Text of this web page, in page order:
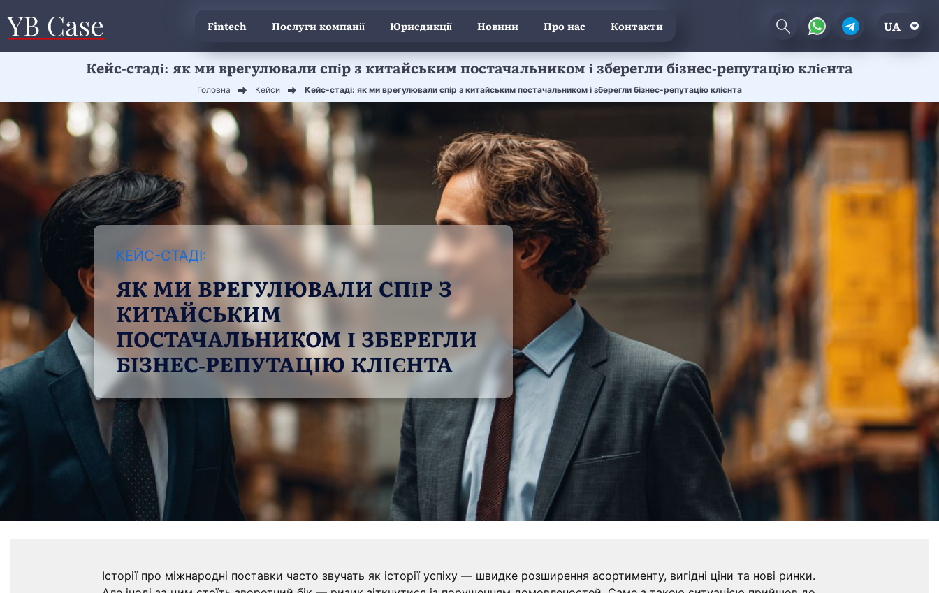
Fintech Послуги компанії Юрисдикції Новини Про нас Контакти UA
Кейс-стаді: як ми врегулювали спір з китайським постачальником і зберегли бізнес-репутацію клієнта
Головна Кейси Кейс-стаді: як ми врегулювали спір з китайським постачальником і зберегли бізнес-репутацію клієнта
КЕЙС-СТАДІ:
ЯК МИ ВРЕГУЛЮВАЛИ СПІР З
КИТАЙСЬКИМ
ПОСТАЧАЛЬНИКОМ І ЗБЕРЕГЛИ
БІЗНЕС-РЕПУТАЦІЮ КЛІЄНТА
Історії про міжнародні поставки часто звучать як історії успіху — швидке розширення асортименту, вигідні ціни та нові ринки.